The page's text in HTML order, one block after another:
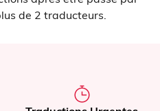
de 2 traducteurs.
Traduction de